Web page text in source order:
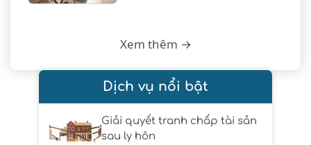
Xem thêm →
Dịch vụ nổi bật
Giải quyết tranh chấp tài sản
sau ly hôn